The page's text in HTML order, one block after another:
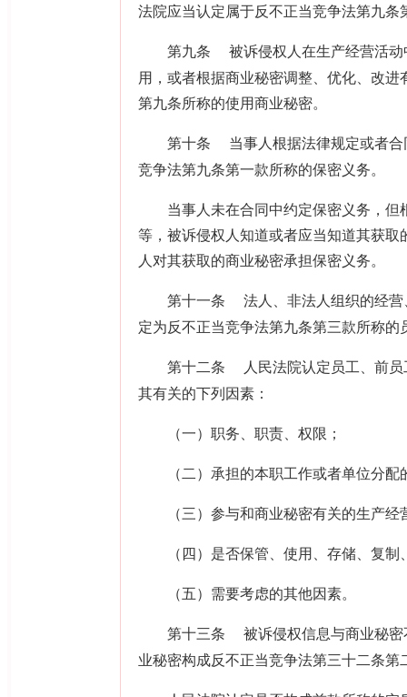
法院应当认定属于反不正当竞争法第九
第九条
被诉侵权人在生产经营活
用，或者根据商业秘密调整、优化、改
第九条所称的使用商业秘密。
第十条
当事人根据法律规定或者
竞争法第九条第一款所称的保密义务。
当事人未在合同中约定保密义务，但
等，被诉侵权人知道或者应当知道其获
人对其获取的商业秘密承担保密义务。
第十一条
法人、非法人组织的经
定为反不正当竞争法第九条第三款所称的
第十二条
人民法院认定员工、前
其有关的下列因素：
（一）职务、职责、权限；
（二）承担的本职工作或者单位分配
（三）参与和商业秘密有关的生产经
（四）是否保管、使用、存储、复制
（五）需要考虑的其他因素。
第十三条
被诉侵权信息与商业秘
业秘密构成反不正当竞争法第三十二条第